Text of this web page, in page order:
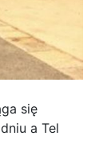
się
a Tel